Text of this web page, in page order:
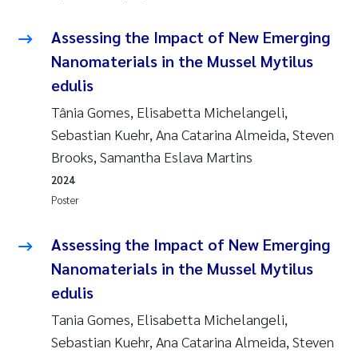
Assessing the Impact of New Emerging
Nanomaterials in the Mussel Mytilus
edulis
Tânia Gomes, Elisabetta Michelangeli,
Sebastian Kuehr, Ana Catarina Almeida, Steven
Brooks, Samantha Eslava Martins
Poster
2024
Assessing the Impact of New Emerging
Nanomaterials in the Mussel Mytilus
edulis
Tania Gomes, Elisabetta Michelangeli,
Sebastian Kuehr, Ana Catarina Almeida, Steven